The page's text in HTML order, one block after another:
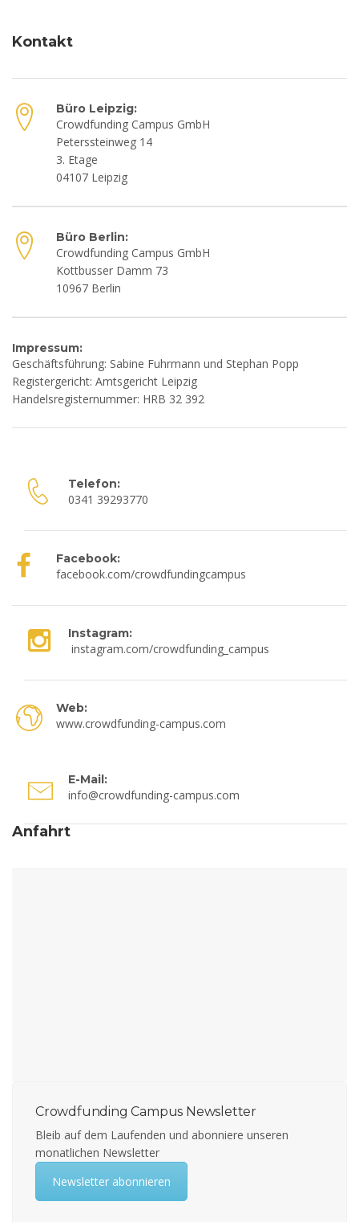
Kontakt
Büro Leipzig:
Crowdfunding Campus GmbH
Peterssteinweg 14
3. Etage
04107 Leipzig
Büro Berlin:
Crowdfunding Campus GmbH
Kottbusser Damm 73
10967 Berlin
Impressum:
Geschäftsführung: Sabine Fuhrmann und Stephan Popp
Registergericht: Amtsgericht Leipzig
Handelsregisternummer: HRB 32 392
Telefon:
0341 39293770
Facebook:
facebook.com/crowdfundingcampus
Instagram:
instagram.com/crowdfunding_campus
Web:
www.crowdfunding-campus.com
E-Mail:
info@crowdfunding-campus.com
Anfahrt
Crowdfunding Campus Newsletter
Bleib auf dem Laufenden und abonniere unseren
monatlichen Newsletter
Newsletter abonnieren